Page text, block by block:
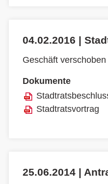
04.02.2016 |
Geschäft verschoben
Dokumente
Stadtratsvortrag
25.06.2014 |